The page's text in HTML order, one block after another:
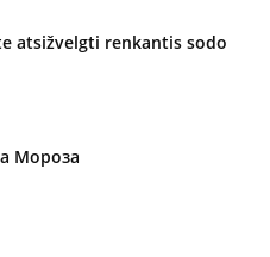
atsižvelgti renkantis sodo
Мороза